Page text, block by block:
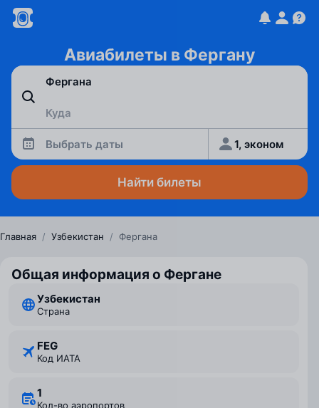
Авиабилеты в Фергану
Выбрать даты 1, эконом
Найти билеты
Главная / Узбекистан / Фергана
Общая информация о Фергане
Узбекистан
Страна
FEG
Код ИАТА
1
Кол-во аэропортов